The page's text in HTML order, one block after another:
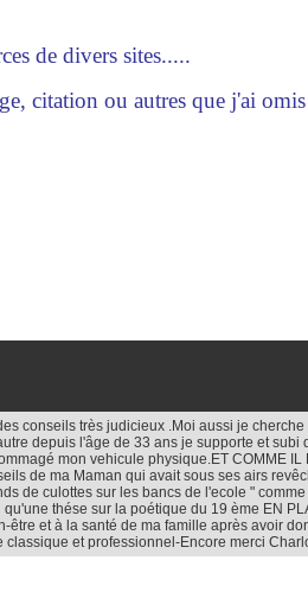
de divers sites.....
citation ou autres que j'ai
conseils très judicieux .Moi aussi je
depuis l'âge de 33 ans je supporte et subi
mon vehicule physique.ET COMME IL
de ma Maman qui avait sous ses airs
de culottes sur les bancs de l'ecole "
thése sur la poétique du 19 ème EN
être et à la santé de ma famille après avoir
et professionnel-Encore merci